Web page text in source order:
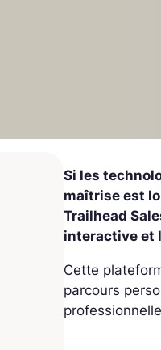
Si les
maîtrise est
Trailhead
interactive et
Cette
parcours